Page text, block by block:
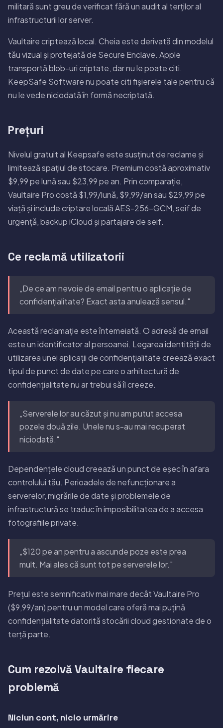
militară sunt greu de verificat fără un audit al terților al
infrastructurii lor server.
Vaultaire criptează local. Cheia este derivată din modelul
tău vizual și protejată de Secure Enclave. Apple
transportă blob-uri criptate, dar nu le poate citi.
KeepSafe Software nu poate citi fișierele tale pentru că
nu le vede niciodată în formă necriptată.
Prețuri
Nivelul gratuit al Keepsafe este susținut de reclame și
limitează spațiul de stocare. Premium costă aproximativ
$9,99 pe lună sau $23,99 pe an. Prin comparație,
Vaultaire Pro costă $1,99/lună, $9,99/an sau $29,99 pe
viață și include criptare locală AES-256-GCM, seif de
urgență, backup iCloud și partajare de seif.
Ce reclamă utilizatorii
„De ce am nevoie de email pentru o aplicație de
confidențialitate? Exact asta anulează sensul."
Această reclamație este întemeiată. O adresă de email
este un identificator al persoanei. Legarea identității de
utilizarea unei aplicații de confidențialitate creează exact
tipul de punct de date pe care o arhitectură de
confidențialitate nu ar trebui să îl creeze.
„Serverele lor au căzut și nu am putut accesa
pozele două zile. Unele nu s-au mai recuperat
niciodată."
Dependențele cloud creează un punct de eșec în afara
controlului tău. Perioadele de nefuncționare a
serverelor, migrările de date și problemele de
infrastructură se traduc în imposibilitatea de a accesa
fotografiile private.
„$120 pe an pentru a ascunde poze este prea
mult. Mai ales că sunt tot pe serverele lor."
Prețul este semnificativ mai mare decât Vaultaire Pro
($9,99/an) pentru un model care oferă mai puțină
confidențialitate datorită stocării cloud gestionate de o
terță parte.
Cum rezolvă Vaultaire fiecare
problemă
Niciun cont, nicio urmărire